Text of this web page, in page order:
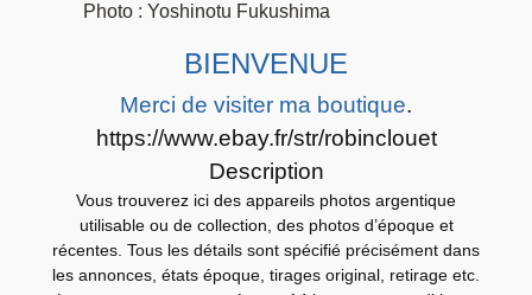
J
Photo : Yoshinotu Fukushima
BIENVENUE
Merci de visiter ma boutique.
https://www.ebay.fr/str/robinclouet
Description
Vous trouverez ici des appareils photos argentique
utilisable ou de collection, des photos d’époque et
récentes. Tous les détails sont spécifié précisément dans
les annonces, états époque, tirages original, retirage etc.